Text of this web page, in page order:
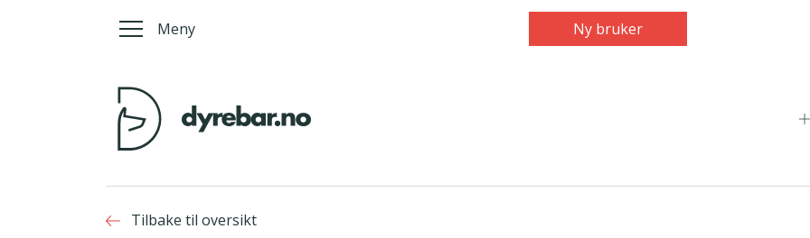
Meny Ny bruker
Tilbake til oversikt